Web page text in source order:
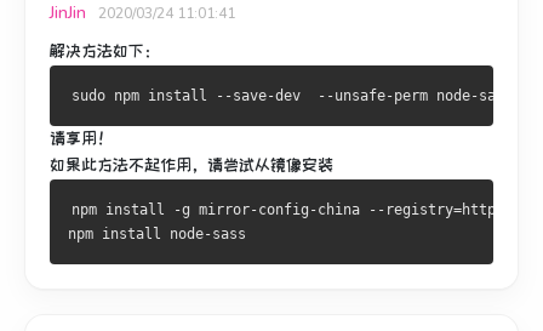
JinJin 2020/03/24 11:01:41
解决方法如下：
请享用！
如果此方法不起作用，请尝试从镜像安装
npm install -g mirror-config-china --registry=http://
npm install node-sass